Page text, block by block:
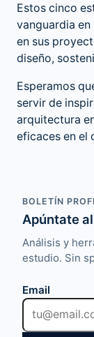
Estos cinco
vanguardia
en sus
diseño,
Esperamos
servir de
arquitectura
eficaces en el
BOLETÍN
Apúntate
Análisis y
estudio. Sin
Email